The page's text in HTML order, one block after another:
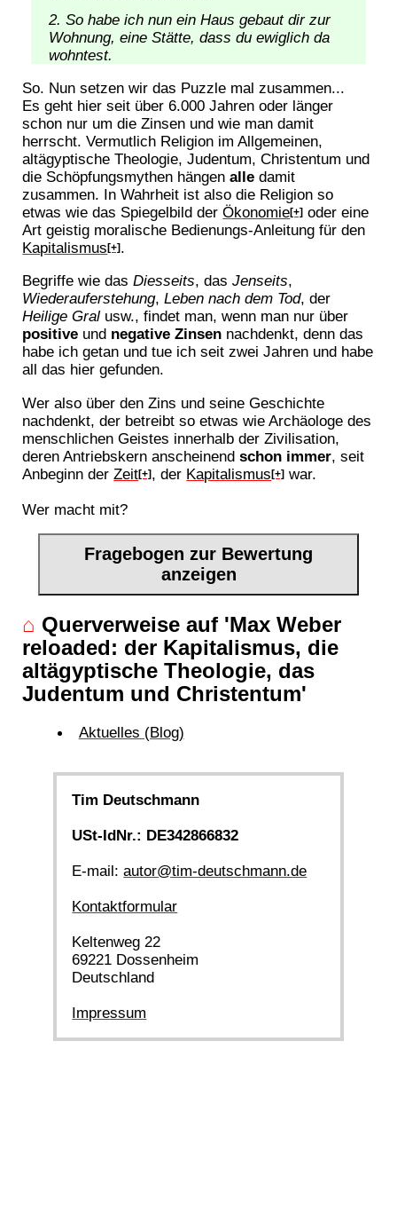
So habe ich nun ein Haus gebaut dir zur
Wohnung, eine Stätte, dass du ewiglich da
wohntest.
So. Nun setzen wir das Puzzle mal zusammen...
Es geht hier seit über 6.000 Jahren oder länger
schon nur um die Zinsen und wie man damit
herrscht. Vermutlich Religion im Allgemeinen,
altägyptische Theologie, Judentum, Christentum und
die Schöpfungsmythen hängenalle damit
zusammen. In Wahrheit ist also die Religion so
etwas wie das Spiegelbild derÖkonomie[+] oder eine
Art geistig moralische Bedienungs-Anleitung für den
Kapitalismus[+] .
Begriffe wie dasDiesseits, dasJenseits,
Wiederauferstehung,Leben nach dem Tod, der
Heilige Gral usw., findet man, wenn man nur über
positive und negative Zinsen nachdenkt, denn das
habe ich getan und tue ich seit zwei Jahren und habe
all das hier gefunden.
Wer also über den Zins und seine Geschichte
nachdenkt, der betreibt so etwas wie Archäologe des
menschlichen Geistes innerhalb der Zivilisation,
deren Antriebskern anscheinendschon immer, seit
Anbeginn derZeit[+], der Kapitalismus[+] war.
Wer macht mit?
Fragebogen zur Bewertung
anzeigen
⌂ Querverweise auf 'Max Weber
reloaded: der Kapitalismus, die
altägyptische Theologie, das
Judentum und Christentum'
Aktuelles (Blog)
Tim Deutschmann
USt-IdNr.: DE342866832
E-mail:autor@tim-deutschmann.de
Kontaktformular
Keltenweg 22
69221 Dossenheim
Deutschland
Impressum